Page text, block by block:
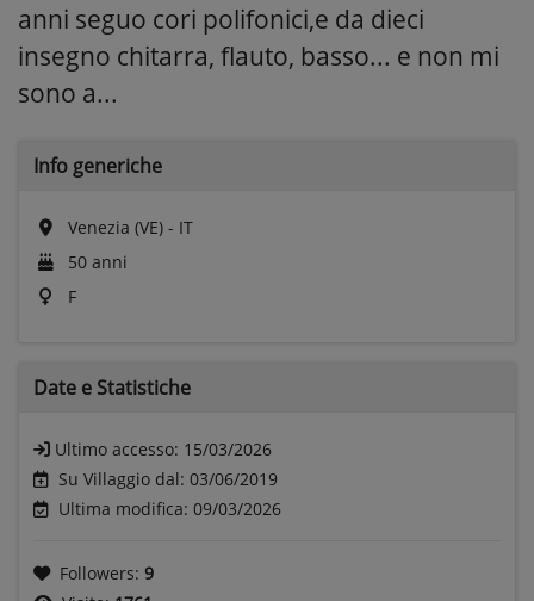
anni seguo cori polifonici,e da dieci
insegno chitarra, flauto, basso... e non mi
sono a...
Info generiche
Venezia (VE) - IT
50 anni
F
Date e Statistiche
Ultimo accesso: 15/03/2026
Su Villaggio dal: 03/06/2019
Ultima modifica: 09/03/2026
Followers: 9